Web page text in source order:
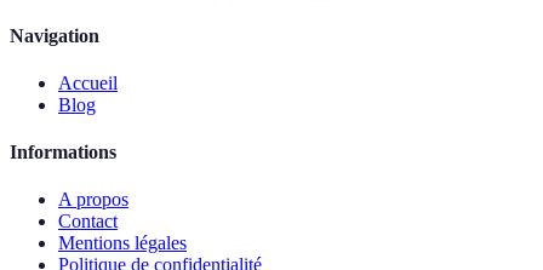
Navigation
Accueil
Blog
Informations
A propos
Contact
Mentions légales
Politique de confidentialité